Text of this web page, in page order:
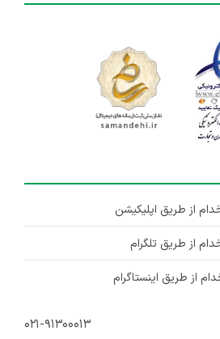
از طریق اپلیکیشن
از طریق تلگرام
از طریق اینستاگرام
۰۲۱-۹۱۳۰۰۰۱۳